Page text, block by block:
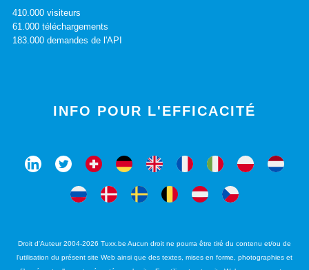
410.000 visiteurs
61.000 téléchargements
183.000 demandes de l'API
INFO POUR L'EFFICACITÉ
Droit d'Auteur 2004-2026 Tuxx.be Aucun droit ne pourra être tiré du contenu et/ou de
l'utilisation du présent site Web ainsi que des textes, mises en forme, photographies et